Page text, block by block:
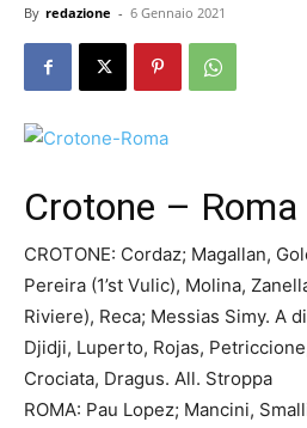
By redazione - 6 Gennaio 2021
Crotone – Roma
CROTONE: Cordaz; Magallan,
Pereira (1’st Vulic), Molina,
Riviere), Reca; Messias Simy. A
Djidji, Luperto, Rojas,
Crociata, Dragus. All. Stroppa
ROMA: Pau Lopez; Mancini,